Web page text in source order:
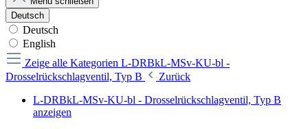
Deutsch
Deutsch
English
Zeige alle Kategorien L-DRBkL-MSv-KU-bl -
Drosselrückschlagventil, Typ B
Zurück
L-DRBkL-MSv-KU-bl - Drosselrückschlagventil, Typ B
anzeigen